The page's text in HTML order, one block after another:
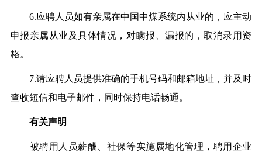
6.应聘人员如有亲属在中国中煤系统内从业的，应主动
申报亲属从业及具体情况，对瞒报、漏报的，取消录用资
格。
7.请应聘人员提供准确的手机号码和邮箱地址，并及时
查收短信和电子邮件，同时保持电话畅通。
有关声明
被聘用人员薪酬、社保等实施属地化管理，聘用企业